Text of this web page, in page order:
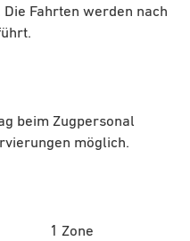
Fahrten werden nach
beim Zugpersonal
möglich.
1 Zone